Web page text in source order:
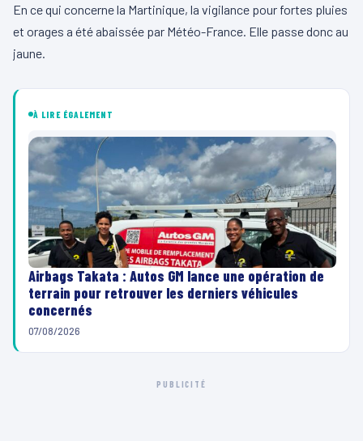
En ce qui concerne la Martinique, la vigilance pour fortes pluies
et orages a été abaissée par Météo-France. Elle passe donc au
jaune.
À LIRE ÉGALEMENT
Airbags Takata : Autos GM lance une opération de
terrain pour retrouver les derniers véhicules
concernés
07/08/2026
PUBLICITÉ